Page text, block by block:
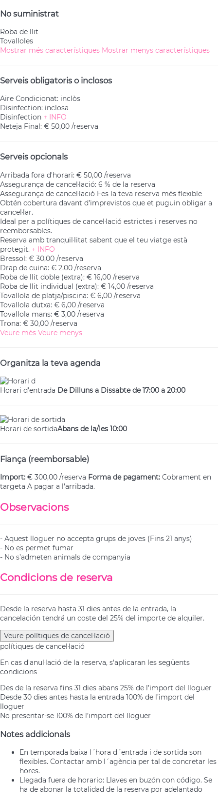
No suministrat
Roba de llit
Tovalloles
Mostrar més característiques Mostrar menys característiques
Serveis obligatoris o inclosos
Aire Condicionat: inclòs
Disinfection: inclosa
Disinfection + INFO
Neteja Final: € 50,00 /reserva
Serveis opcionals
Arribada fora d'horari: € 50,00 /reserva
Assegurança de cancel·lació: 6 % de la reserva
Assegurança de cancel·lació Fes la teva reserva més flexible
Obtén cobertura davant d’imprevistos que et puguin obligar a
cancel·lar.
Ideal per a polítiques de cancel·lació estrictes i reserves no
reemborsables.
Reserva amb tranquil·litat sabent que el teu viatge està
protegit. + INFO
Bressol: € 30,00 /reserva
Drap de cuina: € 2,00 /reserva
Roba de llit doble (extra): € 16,00 /reserva
Roba de llit individual (extra): € 14,00 /reserva
Tovallola de platja/piscina: € 6,00 /reserva
Tovallola dutxa: € 6,00 /reserva
Tovallola mans: € 3,00 /reserva
Trona: € 30,00 /reserva
Veure més Veure menys
Organitza la teva agenda
Horari d'entrada De Dilluns a Dissabte de 17:00 a 20:00
Horari de sortidaAbans de la/les 10:00
Fiança (reemborsable)
Import: € 300,00 /reserva Forma de pagament: Cobrament en
targeta A pagar a l'arribada.
Observacions
- Aquest lloguer no accepta grups de joves (Fins 21 anys)
- No es permet fumar
- No s’admeten animals de companyia
Condicions de reserva
Desde la reserva hasta 31 dies antes de la entrada, la
cancelación tendrá un coste del 25% del importe de alquiler.
Veure polítiques de cancel·lació
polítiques de cancel·lació
En cas d'anul·lació de la reserva, s'aplicaran les següents
condicions
Des de la reserva fins 31 dies abans 25% de l’import del lloguer
Desde 30 dies antes hasta la entrada 100% de l’import del
lloguer
No presentar-se 100% de l’import del lloguer
Notes addicionals
En temporada baixa l´hora d´entrada i de sortida son
flexibles. Contactar amb l´agència per tal de concretar les
hores.
Llegada fuera de horario: Llaves en buzón con código. Se
ha de abonar la totalidad de la reserva por adelantado